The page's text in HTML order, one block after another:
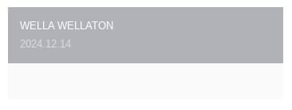
WELLA WELLATON
2024.12.14